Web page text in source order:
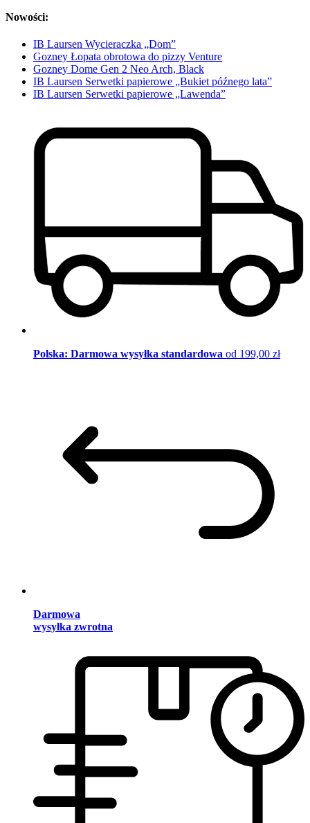
Nowości:
IB Laursen Wycieraczka „Dom”
Gozney Łopata obrotowa do pizzy Venture
Gozney Dome Gen 2 Neo Arch, Black
IB Laursen Serwetki papierowe „Bukiet późnego lata”
IB Laursen Serwetki papierowe „Lawenda”
Polska: Darmowa wysyłka standardowa od 199,00 zł
Darmowa
wysyłka zwrotna